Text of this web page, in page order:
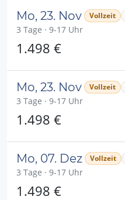
Mo, 23. Nov Vollzeit
3 Tage · 9-17 Uhr
1.498 €
Mo, 23. Nov Vollzeit
3 Tage · 9-17 Uhr
1.498 €
Mo, 07. Dez Vollzeit
3 Tage · 9-17 Uhr
1.498 €